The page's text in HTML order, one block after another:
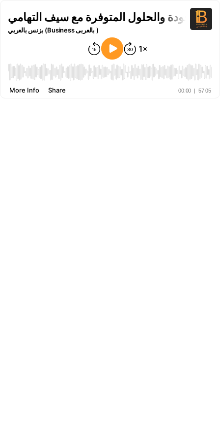
الموجودة والحلول المتوفرة مع سيف التهامي
بزنس بالعربي (Business بالعربى )
00:00 | 57:05
More Info Share